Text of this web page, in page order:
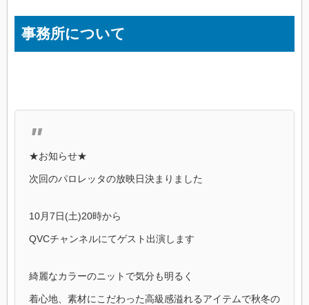
事務所について
★お知らせ★
次回のパロレッタの放映日決まりました
10月7日(土)20時から
QVCチャンネルにてゲスト出演します
綺麗なカラーのニットで気分も明るく
着心地、素材にこだわった高級感溢れるアイテムで秋冬の